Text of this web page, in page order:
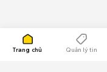
Trang chủ Quản lý tin